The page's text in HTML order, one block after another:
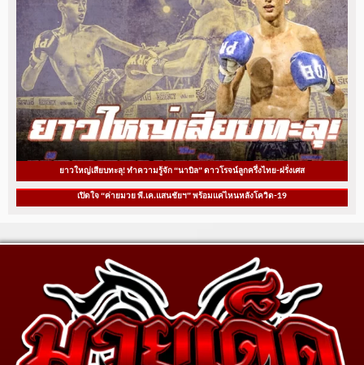
ยาวใหญ่เสียบทะลุ! ทำความรู้จัก “นาบิล” ดาวโรจน์ลูกครึ่งไทย-ฝรั่งเศส
เปิดใจ “ค่ายมวย พี.เค.แสนชัยฯ” พร้อมแค่ไหนหลังโควิด-19